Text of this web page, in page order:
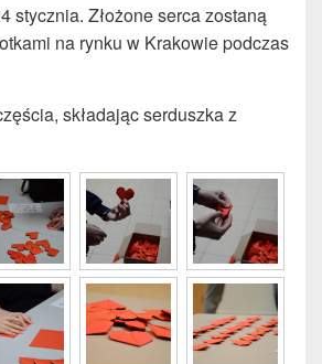
stycznia. Złożone serca zostaną
na rynku w Krakowie podczas
składając serduszka z